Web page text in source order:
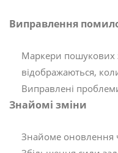
Виправлення
Маркери пошукових
відображаються,
Виправлені
Знайомі зміни
Знайоме оновлення